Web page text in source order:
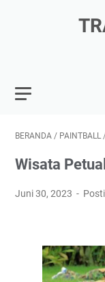
BERANDA / PAINTBALL
Wisata
Juni 30, 2023